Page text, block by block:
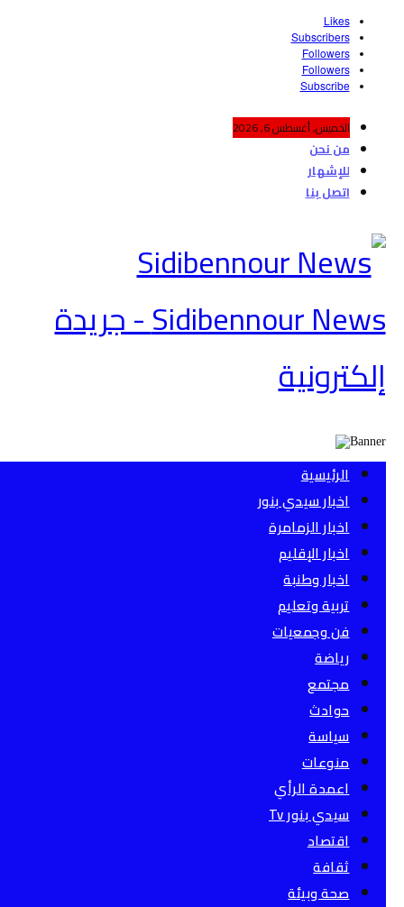
Likes
Subscribers
Followers
Followers
Subscribe
الخميس, أغسطس 6, 2026
من نحن
للإشهار
اتصل بنا
Sidibennour News - جريدة
إلكترونية
الرئيسية
اخبار سيدي بنور
اخبار الزمامرة
اخبار الإقليم
اخبار وطنبة
تربية وتعليم
فن وجمعيات
رياضة
مجتمع
حوادث
سياسة
منوعات
اعمدة الرأي
سيدي بنور Tv
اقتصاد
ثقافة
صحة وبيئة